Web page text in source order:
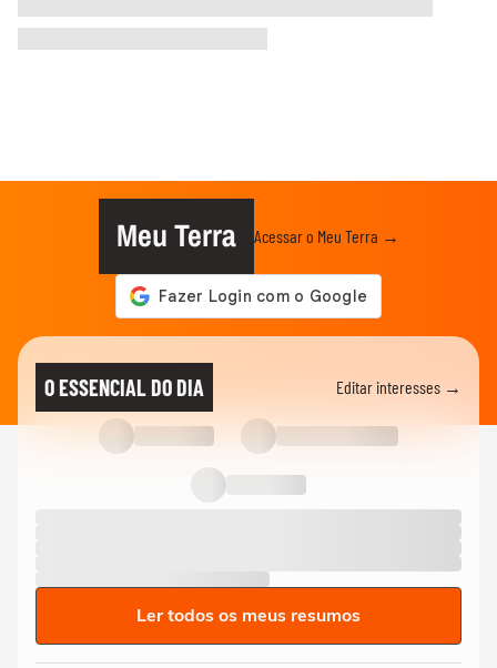
Meu Terra Acessar o Meu Terra →
O ESSENCIAL DO DIA Editar interesses →
Ler todos os meus resumos